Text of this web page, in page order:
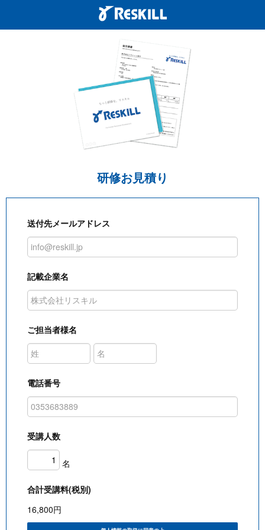
研修お見積り
送付先メールアドレス
記載企業名
ご担当者様名
電話番号
受講人数
名
合計受講料(税別)
16,800円